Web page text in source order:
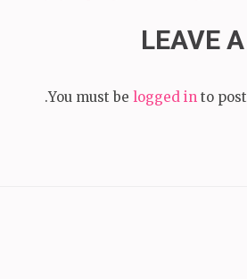
LEAVE
You must be logged in to